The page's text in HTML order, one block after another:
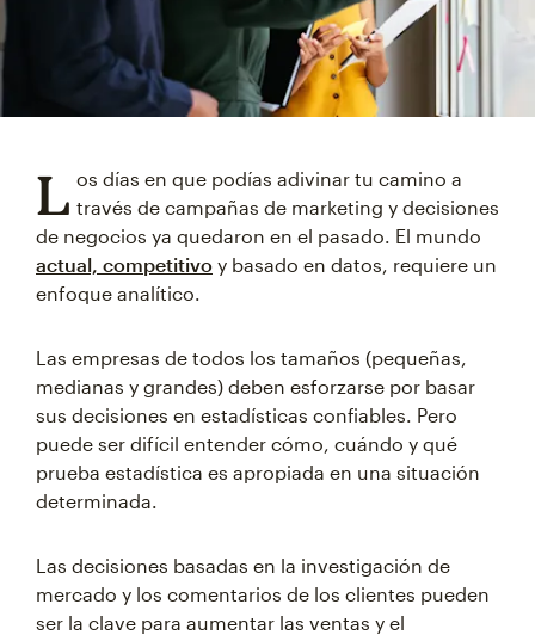
L os días en que podías adivinar tu camino a
través de campañas de marketing y decisiones
de negocios ya quedaron en el pasado. El mundo
actual, competitivo y basado en datos, requiere un
enfoque analítico.
Las empresas de todos los tamaños (pequeñas,
medianas y grandes) deben esforzarse por basar
sus decisiones en estadísticas confiables. Pero
puede ser difícil entender cómo, cuándo y qué
prueba estadística es apropiada en una situación
determinada.
Las decisiones basadas en la investigación de
mercado y los comentarios de los clientes pueden
ser la clave para aumentar las ventas y el